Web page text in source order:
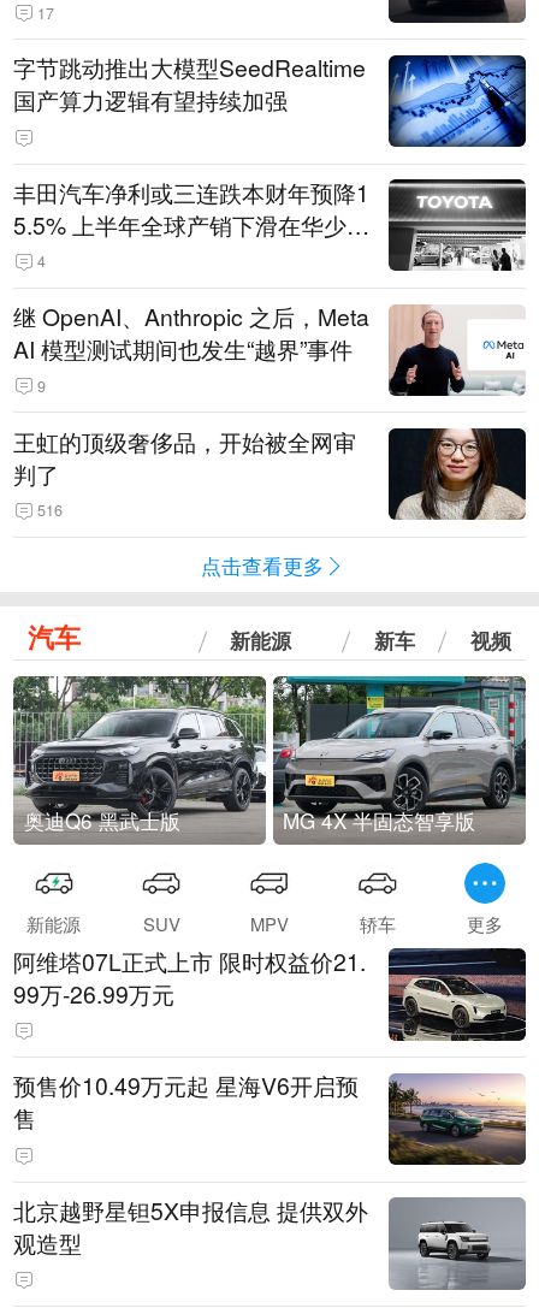
17
字节跳动推出大模型SeedRealtime
国产算力逻辑有望持续加强
丰田汽车净利或三连跌本财年预降1
5.5% 上半年全球产销下滑在华少卖
14.3万辆
4
继 OpenAI、Anthropic 之后，Meta
AI 模型测试期间也发生“越界”事件
9
王虹的顶级奢侈品，开始被全网审
判了
516
点击查看更多
汽车 新能源 新车 视频
奥迪Q6 黑武士版 MG 4X 半固态智享版
新能源 SUV MPV 轿车 更多
阿维塔07L正式上市 限时权益价21.
99万-26.99万元
预售价10.49万元起 星海V6开启预
售
北京越野星钽5X申报信息 提供双外
观造型